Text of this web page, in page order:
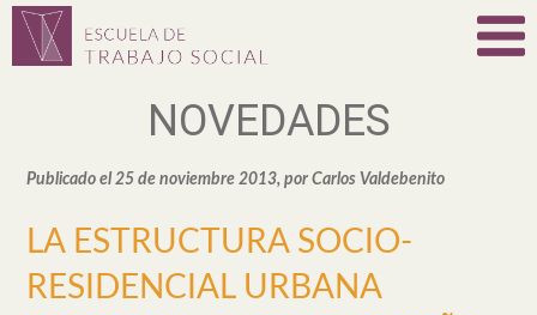
NOVEDADES
Publicado el 25 de noviembre 2013, por Carlos Valdebenito
LA ESTRUCTURA SOCIO-
RESIDENCIAL URBANA